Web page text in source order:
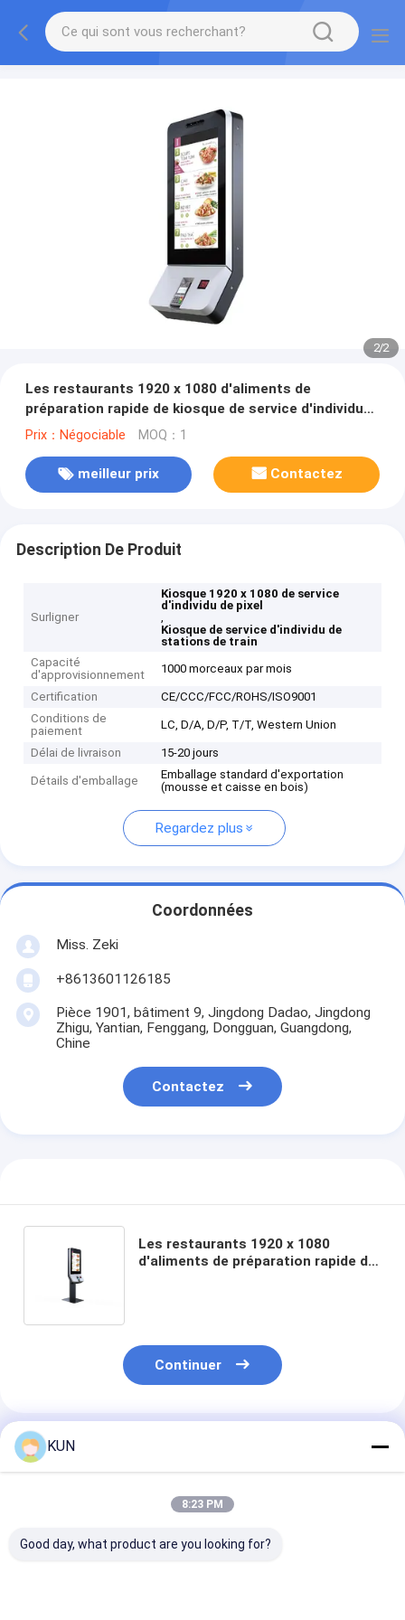
2/2
Les restaurants 1920 x 1080 d'aliments de
préparation rapide de kiosque de service d'individu
de pixel train des stations que les aéroports
Prix：Négociable MOQ：1
meilleur prix Contactez
Description De Produit
Surligner
Kiosque 1920 x 1080 de service
d'individu de pixel
,
Kiosque de service d'individu de
stations de train
Capacité
d'approvisionnement
1000 morceaux par mois
Certification
CE/CCC/FCC/ROHS/ISO9001
Conditions de
paiement
LC, D/A, D/P, T/T, Western Union
Délai de livraison 15-20 jours
Détails d'emballage
Emballage standard d'exportation
(mousse et caisse en bois)
Regardez plus
Coordonnées
Miss. Zeki
+8613601126185
Pièce 1901, bâtiment 9, Jingdong Dadao, Jingdong
Zhigu, Yantian, Fenggang, Dongguan, Guangdong,
Chine
Contactez
Les restaurants 1920 x 1080
d'aliments de préparation rapide de
Continuer
Produits Recommandés
KUN
8:23 PM
Good day, what product are you looking for?